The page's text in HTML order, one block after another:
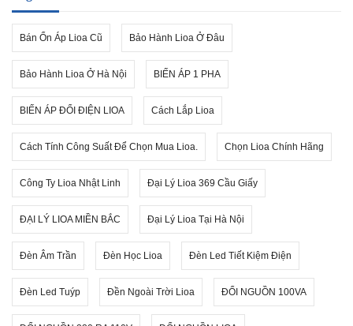
Bán Ổn Áp Lioa Cũ Bảo Hành Lioa Ở Đâu
Bảo Hành Lioa Ở Hà Nội BIẾN ÁP 1 PHA
BIẾN ÁP ĐỔI ĐIỆN LIOA Cách Lắp Lioa
Cách Tính Công Suất Để Chọn Mua Lioa. Chọn Lioa Chính Hãng
Công Ty Lioa Nhật Linh Đại Lý Lioa 369 Cầu Giấy
ĐẠI LÝ LIOA MIỀN BẮC Đại Lý Lioa Tại Hà Nội
Đèn Âm Trần Đèn Học Lioa Đèn Led Tiết Kiệm Điện
Đèn Led Tuýp Đền Ngoài Trời Lioa ĐỔI NGUỒN 100VA